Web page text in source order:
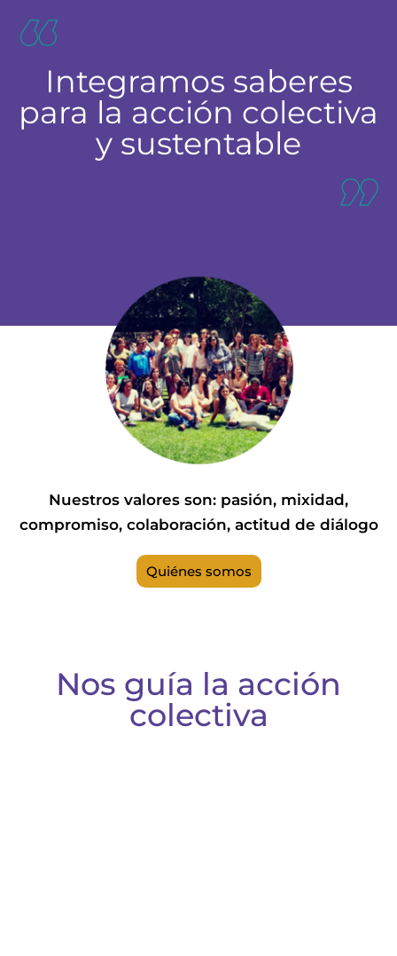
Integramos saberes
para la acción colectiva
y sustentable
Nuestros valores son: pasión, mixidad,
compromiso, colaboración, actitud de diálogo
Quiénes somos
Nos guía la acción
colectiva